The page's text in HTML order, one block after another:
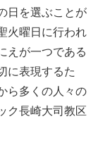
日を選ぶことが
火曜日に行われ
えが一つである
に表現するた
ら多くの人々の
ク長崎大司教区